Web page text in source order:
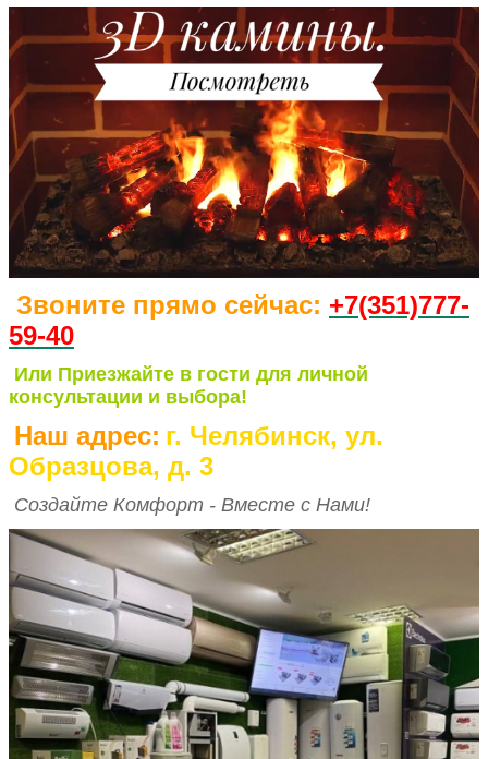
Звоните прямо сейчас: +7(351)777-
59-40
Или Приезжайте в гости для личной
консультации и выбора!
Наш адрес: г. Челябинск, ул.
Образцова, д. 3
Создайте Комфорт - Вместе с Нами!